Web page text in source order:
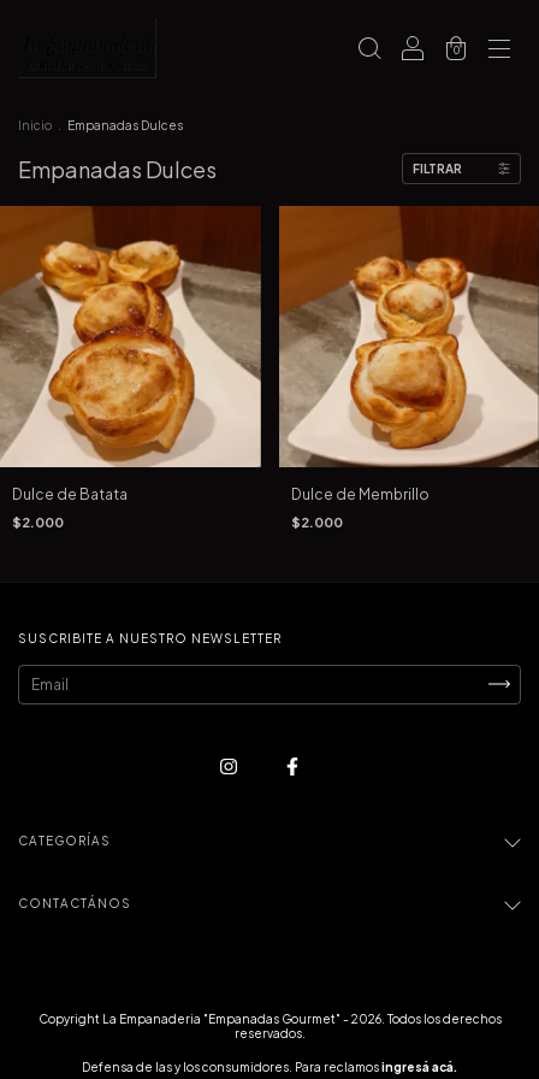
0
Inicio Empanadas Dulces
Empanadas Dulces FILTRAR
Dulce de Batata
$2.000
Dulce de Membrillo
$2.000
SUSCRIBITE A NUESTRO NEWSLETTER
CATEGORÍAS
CONTACTÁNOS
Copyright La Empanaderia "Empanadas Gourmet" - 2026. Todos los derechos
reservados.
Defensa de las y los consumidores. Para reclamosingresá acá.